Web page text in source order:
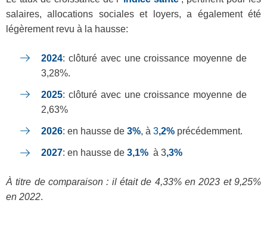
salaires, allocations sociales et loyers, a également été
légèrement revu à la hausse:
2024: clôturé avec une croissance moyenne de
3,28%.
2025: clôturé avec une croissance moyenne de
2,63%
2026: en hausse de 3%, à 3,2% précédemment.
2027: en hausse de 3,1% à 3,3%
À titre de comparaison : il était de 4,33% en 2023 et 9,25%
en 2022.